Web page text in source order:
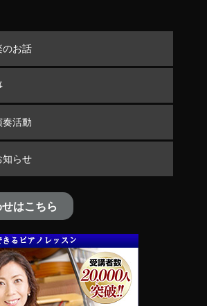
のお話
奏活動
知らせ
はこちら